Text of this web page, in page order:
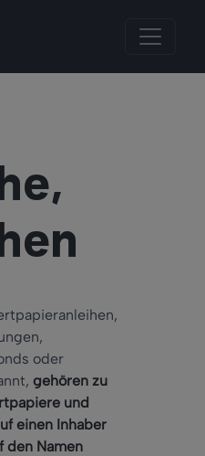
oder
gehören zu
und
einen Inhaber
den Namen